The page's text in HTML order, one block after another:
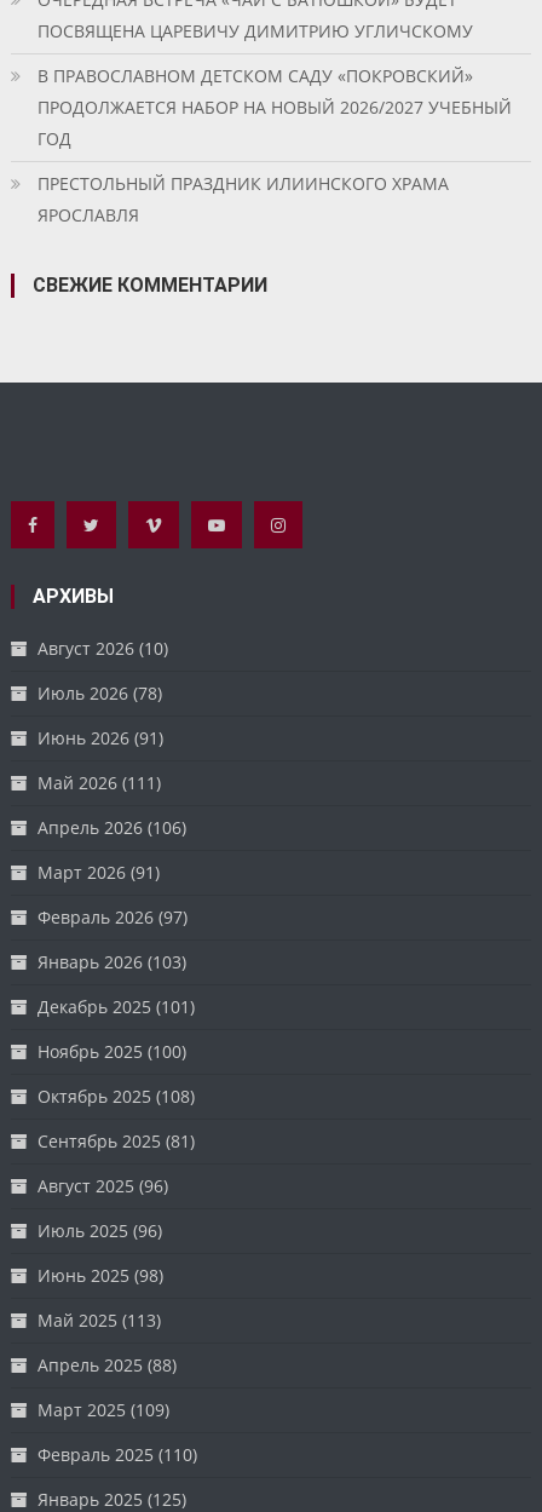
ПОСВЯЩЕНА ЦАРЕВИЧУ ДИМИТРИЮ УГЛИЧСКОМУ
В ПРАВОСЛАВНОМ ДЕТСКОМ САДУ «ПОКРОВСКИЙ»
ПРОДОЛЖАЕТСЯ НАБОР НА НОВЫЙ 2026/2027 УЧЕБНЫЙ
ГОД
ПРЕСТОЛЬНЫЙ ПРАЗДНИК ИЛИИНСКОГО ХРАМА
ЯРОСЛАВЛЯ
СВЕЖИЕ КОММЕНТАРИИ
АРХИВЫ
Август 2026 (10)
Июль 2026 (78)
Июнь 2026 (91)
Май 2026 (111)
Апрель 2026 (106)
Март 2026 (91)
Февраль 2026 (97)
Январь 2026 (103)
Декабрь 2025 (101)
Ноябрь 2025 (100)
Октябрь 2025 (108)
Сентябрь 2025 (81)
Август 2025 (96)
Июль 2025 (96)
Июнь 2025 (98)
Май 2025 (113)
Апрель 2025 (88)
Март 2025 (109)
Февраль 2025 (110)
Январь 2025 (125)